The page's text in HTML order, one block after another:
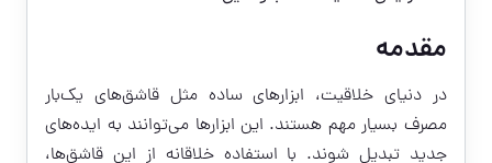
مقدمه
در دنیای خلاقیت، ابزارهای ساده مثل قاشق‌های یک‌بار
مصرف بسیار مهم هستند. این ابزارها می‌توانند به ایده‌های
جدید تبدیل شوند. با استفاده خلاقانه از این قاشق‌ها،